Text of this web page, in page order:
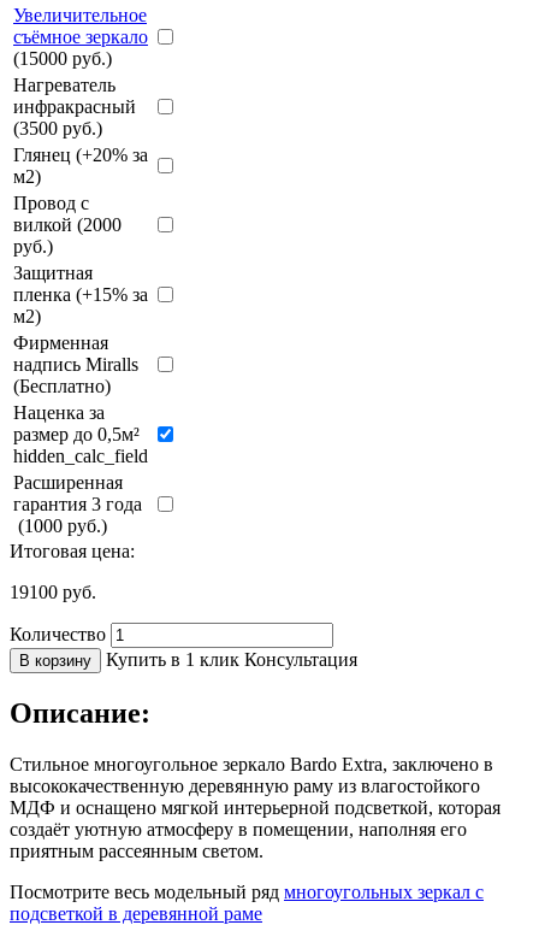
Увеличительное
съёмное зеркало
(15000 руб.)
Нагреватель
инфракрасный
(3500 руб.)
Глянец (+20% за
м2)
Провод с
вилкой (2000
руб.)
Защитная
пленка (+15% за
м2)
Фирменная
надпись Miralls
(Бесплатно)
Наценка за
размер до 0,5м²
hidden_calc_field
Расширенная
гарантия 3 года
(1000 руб.)
Итоговая цена:
19100 руб.
Количество
В корзину Купить в 1 клик Консультация
Описание:
Стильное многоугольное зеркало Bardo Extra, заключено в
высококачественную деревянную раму из влагостойкого
МДФ и оснащено мягкой интерьерной подсветкой, которая
создаёт уютную атмосферу в помещении, наполняя его
приятным рассеянным светом.
Посмотрите весь модельный ряд многоугольных зеркал с
подсветкой в деревянной раме